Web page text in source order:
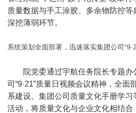
质量数据与手工涂胶、多余物防控等
深挖薄弱环节。
系统策划全面部署，迅速落实集团公司
院党委通过宇航任务院长专题
司“9·21”质量日视频会议精神，全面
系建设、集团公司质量文化手册学习
活动，将质量文化与企业文化相结合